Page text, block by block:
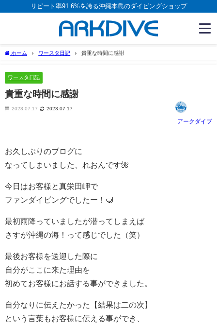
リピート率91.6%を誇る沖縄本島のダイビングショップ
ホーム ワースタ日記 貴重な時間に感謝
ワースタ日記
貴重な時間に感謝
2023.07.17 2023.07.17
アークダイブ
お久しぶりのブログに
なってしまいました、れおんです🌺
今日はお客様と真栄田岬で
ファンダイビングでしたー！🤿
最初雨降っていましたが潜ってしまえば
さすが沖縄の海！って感じでした（笑）
最後お客様を送迎した際に
自分がここに来た理由を
初めてお客様にお話する事ができました。
自分なりに伝えたかった【結果は二の次】
という言葉もお客様に伝える事ができ、